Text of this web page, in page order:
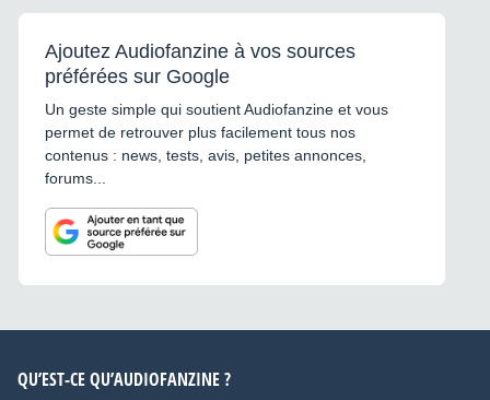
Ajoutez Audiofanzine à vos sources
préférées sur Google
Un geste simple qui soutient Audiofanzine et vous
permet de retrouver plus facilement tous nos
contenus : news, tests, avis, petites annonces,
forums...
QU’EST-CE QU’AUDIOFANZINE ?